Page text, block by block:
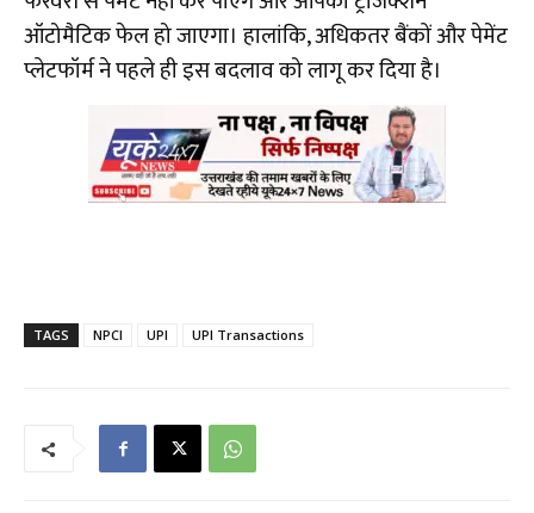
ऑटोमैटिक फेल हो जाएगा। हालांकि, अधिकतर बैंकों और पेमेंट
प्लेटफॉर्म ने पहले ही इस बदलाव को लागू कर दिया है।
TAGS NPCI UPI UPI Transactions